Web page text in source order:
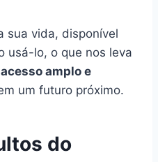
sua vida, disponível
usá-lo, o que nos leva
amplo e
um futuro próximo.
do